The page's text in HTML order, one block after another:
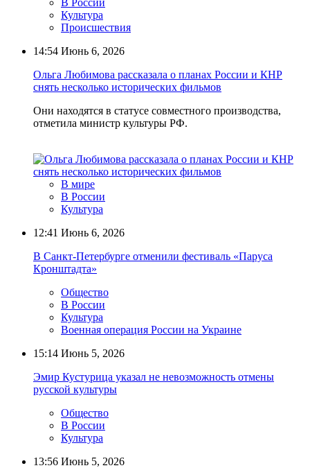
В России
Культура
Происшествия
14:54 Июнь 6, 2026
Ольга Любимова рассказала о планах России и КНР
снять несколько исторических фильмов
Они находятся в статусе совместного производства,
отметила министр культуры РФ.
В мире
В России
Культура
12:41 Июнь 6, 2026
В Санкт-Петербурге отменили фестиваль «Паруса
Кронштадта»
Общество
В России
Культура
Военная операция России на Украине
15:14 Июнь 5, 2026
Эмир Кустурица указал не невозможность отмены
русской культуры
Общество
В России
Культура
13:56 Июнь 5, 2026